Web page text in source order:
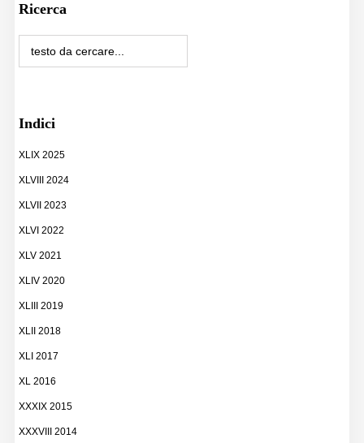
Ricerca
Indici
XLIX 2025
XLVIII 2024
XLVII 2023
XLVI 2022
XLV 2021
XLIV 2020
XLIII 2019
XLII 2018
XLI 2017
XL 2016
XXXIX 2015
XXXVIII 2014